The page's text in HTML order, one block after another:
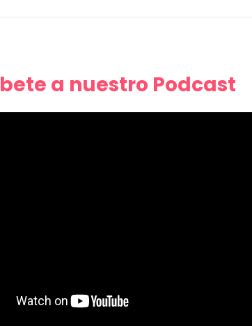
a nuestro Podcast